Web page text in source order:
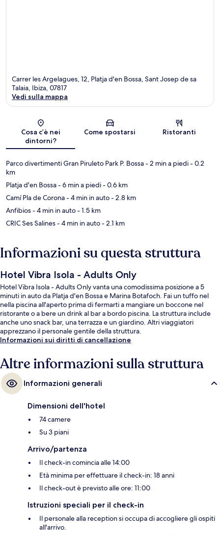
Carrer les Argelagues, 12, Platja d'en Bossa, Sant Josep de sa
Talaia, Ibiza, 07817
Vedi sulla mappa
Cosa c’è nei
dintorni?
Come spostarsi Ristoranti
Parco divertimenti Gran Piruleto Park P. Bossa- 2 min a piedi- 0.2
km
Platja d'en Bossa- 6 min a piedi- 0.6 km
Camí Pla de Corona- 4 min in auto- 2.8 km
Anfibios- 4 min in auto- 1.5 km
CRIC Ses Salines- 4 min in auto- 2.1 km
Informazioni su questa struttura
Hotel Vibra Isola - Adults Only
Hotel Vibra Isola - Adults Only vanta una comodissima posizione a 5
minuti in auto da Platja d'en Bossa e Marina Botafoch. Fai un tuffo nel
nella piscina all'aperto prima di fermarti a mangiare un boccone nel
ristorante o a bere un drink al bar a bordo piscina. La struttura include
anche uno snack bar, una terrazza e un giardino. Altri viaggiatori
apprezzano il personale gentile della struttura.
Informazioni sui diritti di cancellazione
Altre informazioni sulla struttura
Informazioni generali
Dimensioni dell'hotel
74 camere
Su 3 piani
Arrivo/partenza
Il check-in comincia alle 14:00
Età minima per effettuare il check-in: 18 anni
Il check-out è previsto alle ore: 11:00
Istruzioni speciali per il check-in
Il personale alla reception si occupa di accogliere gli ospiti
all'arrivo.